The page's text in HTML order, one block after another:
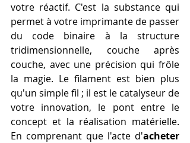
votre réactif. C'est la substance qui
permet à votre imprimante de passer
du code binaire à la structure
tridimensionnelle, couche après
couche, avec une précision qui frôle
la magie. Le filament est bien plus
qu'un simple fil ; il est le catalyseur de
votre innovation, le pont entre le
concept et la réalisation matérielle.
En comprenant que l'acte d'acheter